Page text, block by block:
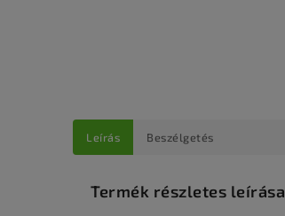
Leírás Beszélgetés
Termék részletes leírása